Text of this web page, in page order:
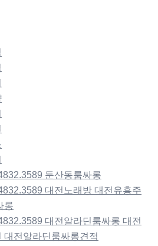
둔산동룸싸롱
대전노래방 대전유흥주
롱
대전알라딘룸싸롱 대전
대전알라딘룸싸롱견적